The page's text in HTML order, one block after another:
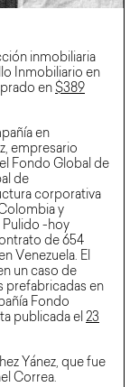
inmobiliaria
Inmobiliario en
en $389
en
empresario
Fondo Global de
de
corporativa
y
Pulido -hoy
de 654
Venezuela. El
un caso de
prefabricadas en
Fondo
publicada el 23
Yánez, que fue
Correa.